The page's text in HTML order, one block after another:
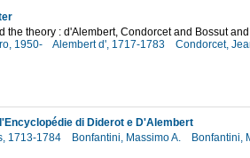
the theory : d'Alembert, Condorcet and Bossut
1950-
Alembert d', 1717-1783
Condorcet,
di Diderot e D'Alembert
1713-1784
Bonfantini, Massimo A. Bonfantini,